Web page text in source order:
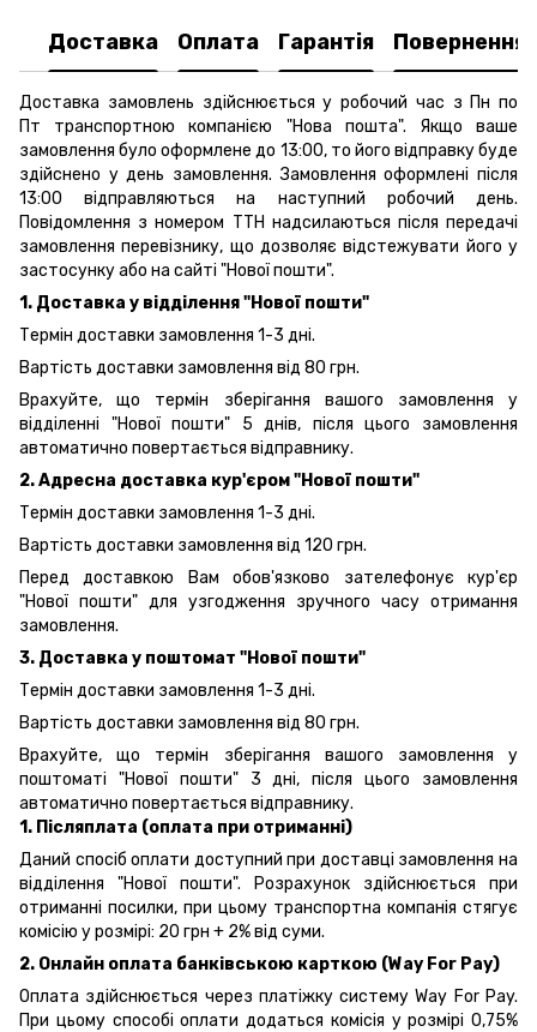
Доставка Оплата Гарантія Повернення
Доставка замовлень здійснюється у робочий час з Пн по
Пт транспортною компанією "Нова пошта". Якщо ваше
замовлення було оформлене до 13:00, то його відправку буде
здійснено у день замовлення. Замовлення оформлені після
13:00 відправляються на наступний робочий день.
Повідомлення з номером ТТН надсилаються після передачі
замовлення перевізнику, що дозволяє відстежувати його у
застосунку або на сайті "Нової пошти".
1. Доставка у відділення "Нової пошти"
Термін доставки замовлення 1-3 дні.
Вартість доставки замовлення від 80 грн.
Врахуйте, що термін зберігання вашого замовлення у
відділенні "Нової пошти" 5 днів, після цього замовлення
автоматично повертається відправнику.
2. Адресна доставка кур'єром "Нової пошти"
Термін доставки замовлення 1-3 дні.
Вартість доставки замовлення від 120 грн.
Перед доставкою Вам обов'язково зателефонує кур'єр
"Нової пошти" для узгодження зручного часу отримання
замовлення.
3. Доставка у поштомат "Нової пошти"
Термін доставки замовлення 1-3 дні.
Вартість доставки замовлення від 80 грн.
Врахуйте, що термін зберігання вашого замовлення у
поштоматі "Нової пошти" 3 дні, після цього замовлення
автоматично повертається відправнику.
1. Післяплата (оплата при отриманні)
Даний спосіб оплати доступний при доставці замовлення на
відділення "Нової пошти". Розрахунок здійснюється при
отриманні посилки, при цьому транспортна компанія стягує
комісію у розмірі: 20 грн + 2% від суми.
2. Онлайн оплата банківською карткою (Way For Pay)
Оплата здійснюється через платіжку систему Way For Pay.
При цьому способі оплати додаться комісія у розмірі 0,75%